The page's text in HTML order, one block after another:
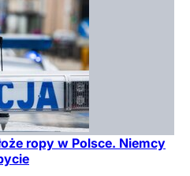
ropy w Polsce. Niemcy